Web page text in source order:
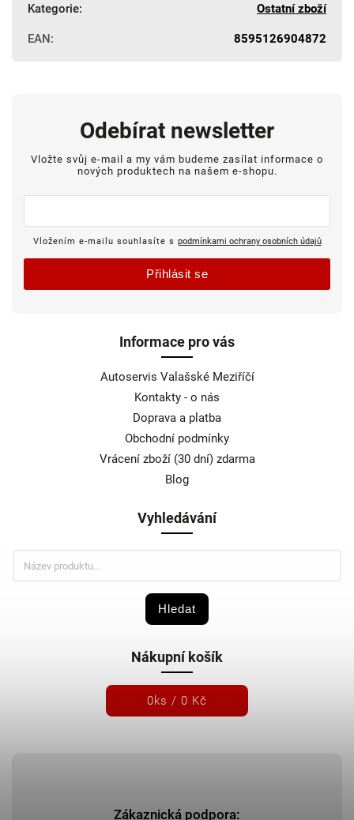
Kategorie: Ostatní zboží
EAN: 8595126904872
Zákaznická podpora:
Informace pro vás
Autoservis Valašské Meziříčí
Kontakty - o nás
Doprava a platba
Obchodní podmínky
Vrácení zboží (30 dní) zdarma
Blog
Vyhledávání
Hledat
Nákupní košík
0ks / 0 Kč
Odebírat newsletter
Vložte svůj e-mail a my vám budeme zasílat informace o
nových produktech na našem e-shopu.
Vložením e-mailu souhlasíte s podmínkami ochrany osobních údajů
Přihlásit se